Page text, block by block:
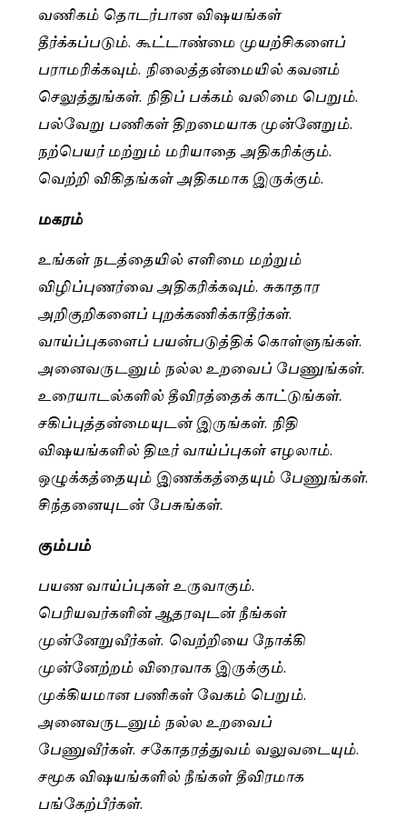
வணிகம் தொடர்பான விஷயங்கள்
தீர்க்கப்படும். கூட்டாண்மை முயற்சிகளைப்
பராமரிக்கவும். நிலைத்தன்மையில் கவனம்
செலுத்துங்கள். நிதிப் பக்கம் வலிமை பெறும்.
பல்வேறு பணிகள் திறமையாக முன்னேறும்.
நற்பெயர் மற்றும் மரியாதை அதிகரிக்கும்.
வெற்றி விகிதங்கள் அதிகமாக இருக்கும்.
மகரம்
உங்கள் நடத்தையில் எளிமை மற்றும்
விழிப்புணர்வை அதிகரிக்கவும். சுகாதார
அறிகுறிகளைப் புறக்கணிக்காதீர்கள்.
வாய்ப்புகளைப் பயன்படுத்திக் கொள்ளுங்கள்.
அனைவருடனும் நல்ல உறவைப் பேணுங்கள்.
உரையாடல்களில் தீவிரத்தைக் காட்டுங்கள்.
சகிப்புத்தன்மையுடன் இருங்கள். நிதி
விஷயங்களில் திடீர் வாய்ப்புகள் எழலாம்.
ஒழுக்கத்தையும் இணக்கத்தையும் பேணுங்கள்.
சிந்தனையுடன் பேசுங்கள்.
கும்பம்
பயண வாய்ப்புகள் உருவாகும்.
பெரியவர்களின் ஆதரவுடன் நீங்கள்
முன்னேறுவீர்கள். வெற்றியை நோக்கி
முன்னேற்றம் விரைவாக இருக்கும்.
முக்கியமான பணிகள் வேகம் பெறும்.
அனைவருடனும் நல்ல உறவைப்
பேணுவீர்கள். சகோதரத்துவம் வலுவடையும்.
சமூக விஷயங்களில் நீங்கள் தீவிரமாக
பங்கேற்பீர்கள்.